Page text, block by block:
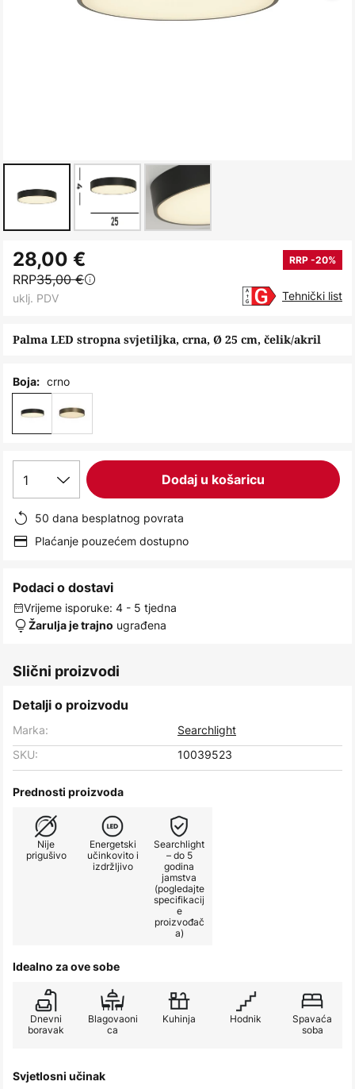
to
the
beginning
the
gallery
Palma LED stropna svjetiljka, crna, Ø 25 cm, čelik/akril
28,00 € RRP -20%
RRP35,00 €
uklj. PDV Tehnički list
Boja: crno
1 Dodaj u košaricu
50 dana besplatnog povrata
Plaćanje pouzećem dostupno
Podaci o dostavi
Vrijeme isporuke: 4 - 5 tjedna
Žarulja je trajno ugrađena
Slični proizvodi
Detalji o proizvodu
Marka:
Searchlight
SKU:
10039523
Prednosti proizvoda
Nije
prigušivo
Energetski
učinkovito i
izdržljivo
Searchlight
– do 5
godina
jamstva
(pogledajte
specifikacij
e
proizvođač
a)
Idealno za ove sobe
Dnevni
boravak
Blagovaoni
ca
Kuhinja Hodnik
Spavaća
soba
Svjetlosni učinak